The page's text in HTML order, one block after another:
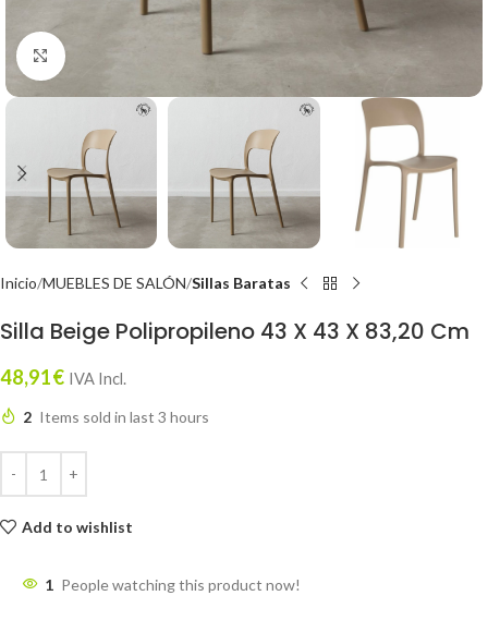
Click to enlarge
Inicio MUEBLES DE SALÓN Sillas Baratas
Silla Beige Polipropileno 43 X 43 X 83,20 Cm
48,91€ IVA Incl.
2 Items sold in last 3 hours
Add to wishlist
1 People watching this product now!